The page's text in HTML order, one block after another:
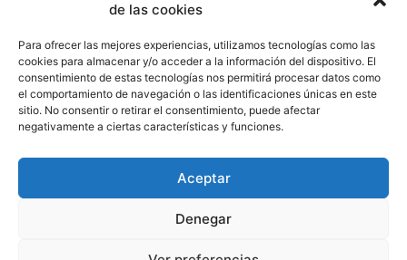
de las cookies
Para ofrecer las mejores experiencias, utilizamos tecnologías como las
cookies para almacenar y/o acceder a la información del dispositivo. El
consentimiento de estas tecnologías nos permitirá procesar datos como
el comportamiento de navegación o las identificaciones únicas en este
sitio. No consentir o retirar el consentimiento, puede afectar
negativamente a ciertas características y funciones.
Aceptar
Denegar
CONTACTA CON NOSOTROS